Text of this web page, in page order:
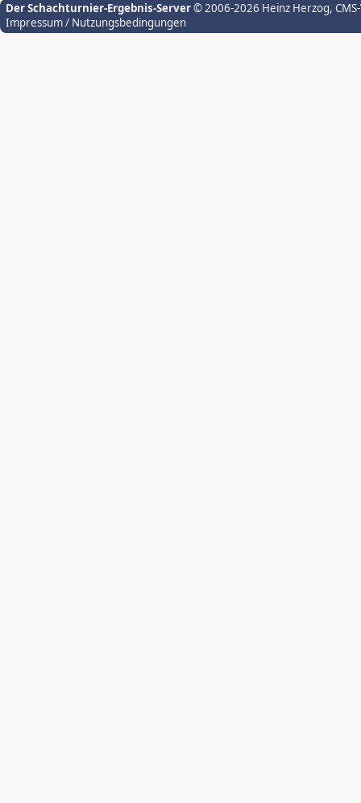
Der Schachturnier-Ergebnis-Server© 2006-2026 Heinz Herzog,
Impressum / Nutzungsbedingungen